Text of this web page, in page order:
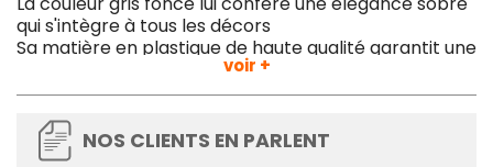
qui s'intègre à tous les décors
Sa matière en plastique de haute qualité garantit une
durabilité exceptionnelle
830 mm Lot de 4, vous investissez dans un équipement
de qualité professionnelle qui répondra à toutes vos
voir +
NOS CLIENTS EN PARLENT